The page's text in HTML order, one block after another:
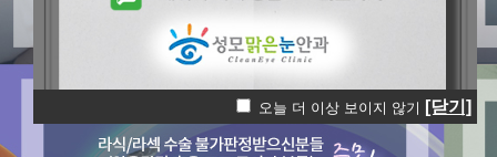
오늘 더 이상 보이지 않기 [닫기]